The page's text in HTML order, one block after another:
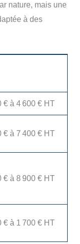
nature, mais une
à des
€ à 4 600 € HT
€ à 7 400 € HT
€ à 8 900 € HT
€ à 1 700 € HT